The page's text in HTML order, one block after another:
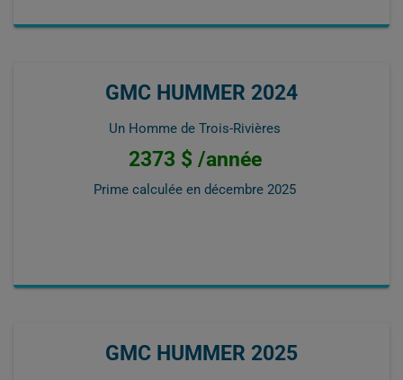
GMC HUMMER 2024
Un Homme de Trois-Rivières
2373 $ /année
Prime calculée en décembre 2025
GMC HUMMER 2025